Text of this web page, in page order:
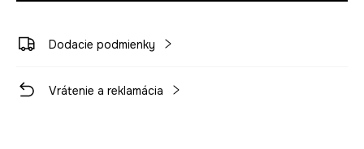
Dodacie podmienky
Vrátenie a reklamácia